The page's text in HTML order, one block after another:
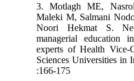
3. Motlagh ME,
Maleki M, Salmani
Noori Hekmat S.
managerial
experts of Health
Sciences Universities
:166-175